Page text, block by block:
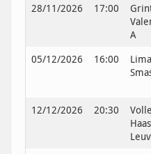
28/11/2026
17:00
A
05/12/2026 16:00
12/12/2026
20:30